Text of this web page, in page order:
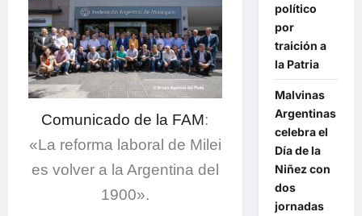
Comunicado de la FAM:
«La reforma laboral de Milei
es volver a la Argentina del
1900».
político
por
traición a
la Patria
Malvinas
Argentinas
celebra el
Día de la
Niñez con
dos
jornadas